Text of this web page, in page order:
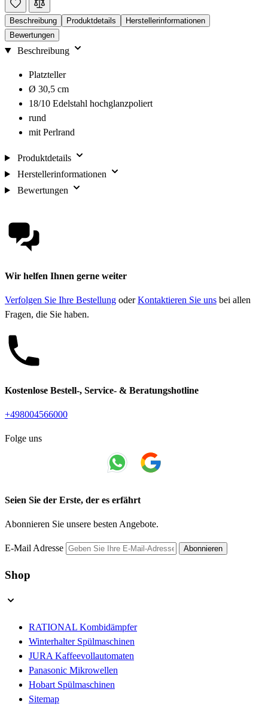
Beschreibung Produktdetails
Herstellerinformationen
Bewertungen
Beschreibung
Platzteller
Ø 30,5 cm
18/10 Edelstahl hochglanzpoliert
rund
mit Perlrand
Produktdetails
Herstellerinformationen
Bewertungen
Wir helfen Ihnen gerne weiter
Verfolgen Sie Ihre Bestellung oderKontaktieren Sie uns bei allen
Fragen, die Sie haben.
Kostenlose Bestell-, Service- & Beratungshotline
+498004566000
Folge uns
Seien Sie der Erste, der es erfährt
Abonnieren Sie unsere besten Angebote.
E-Mail Adresse Abonnieren
Shop
RATIONAL Kombidämpfer
Winterhalter Spülmaschinen
JURA Kaffeevollautomaten
Panasonic Mikrowellen
Hobart Spülmaschinen
Sitemap